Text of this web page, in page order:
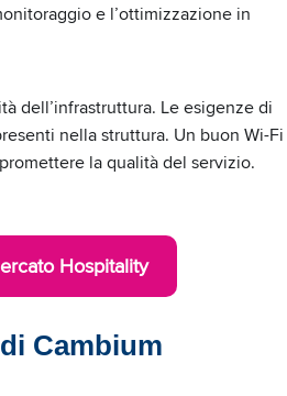
e l’ottimizzazione in
dell’infrastruttura. Le esigenze di
nella struttura. Un buon Wi-Fi
la qualità del servizio.
Hospitality
Cambium